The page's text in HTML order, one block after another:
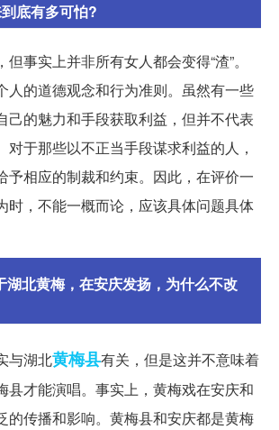
底有多可怕?
事实上并非所有女人都会变得“渣”。
人的道德观念和行为准则。虽然有一些
己的魅力和手段获取利益，但并不代表
对于那些以不正当手段谋求利益的人，
予相应的制裁和约束。因此，在评价一
时，不能一概而论，应该具体问题具体
湖北黄梅，在安庆发扬，为什么不改
与湖北黄梅县有关，但是这并不意味着
县才能演唱。事实上，黄梅戏在安庆和
的传播和影响。黄梅县和安庆都是黄梅